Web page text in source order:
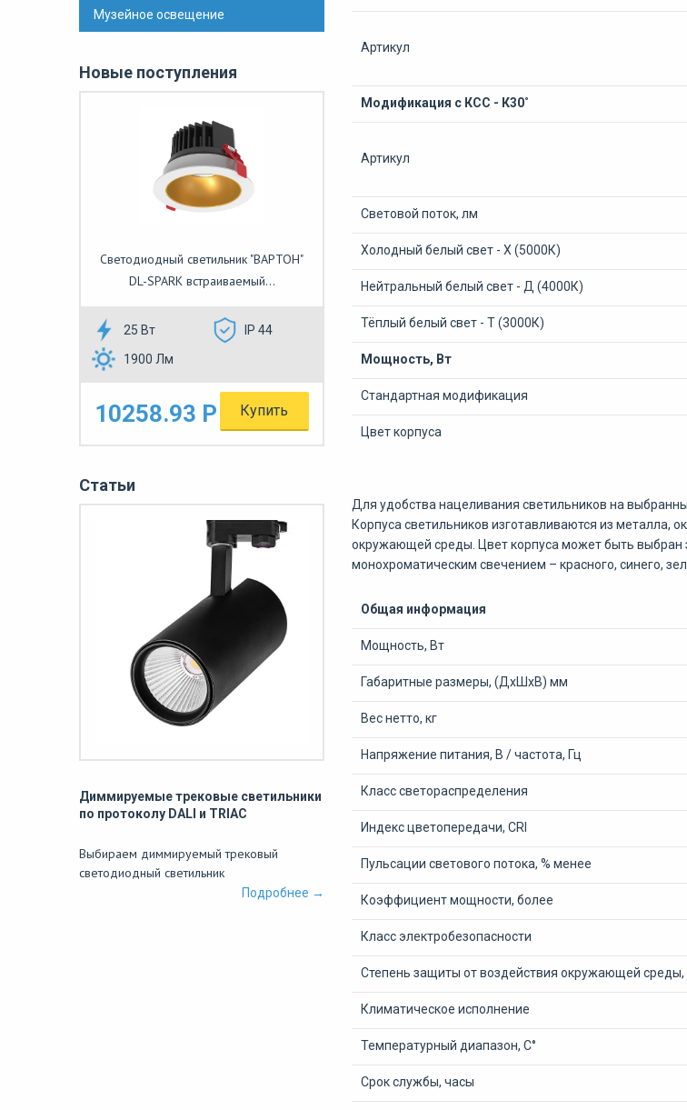
Музейное освещение
Новые поступления
Светодиодный светильник "ВАРТОН"
DL-SPARK встраиваемый...
25 Вт
IP 44
1900 Лм
10258.93 Р Купить
Статьи
Диммируемые трековые светильники
по протоколу DALI и TRIAC
Выбираем диммируемый трековый
светодиодный светильник
Подробнее →
Артикул
Модификация с КСС - К30˚
Артикул
Световой поток, лм
Холодный белый свет - Х (5000К)
Нейтральный белый свет - Д (4000К)
Тёплый белый свет - Т (3000К)
Мощность, Вт
Стандартная модификация
Цвет корпуса
Для удобства нацеливания светильников на
Корпуса светильников изготавливаются из металла,
окружающей среды. Цвет корпуса может быть
монохроматическим свечением – красного, синего,
Общая информация
Мощность, Вт
Габаритные размеры, (ДхШхВ) мм
Вес нетто, кг
Напряжение питания, В / частота, Гц
Класс светораспределения
Индекс цветопередачи, CRI
Пульсации светового потока, % менее
Коэффициент мощности, более
Класс электробезопасности
Степень защиты от воздействия окружающей среды,
Климатическое исполнение
Температурный диапазон, С°
Срок службы, часы